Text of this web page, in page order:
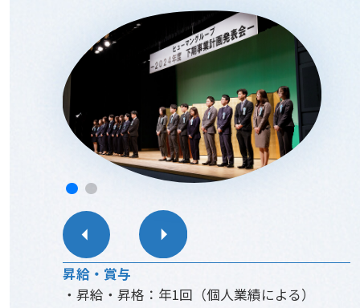
昇給・賞与
・昇給・昇格：年1回（個人業績による）